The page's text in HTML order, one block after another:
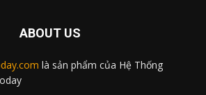
ABOUT US
là sản phẩm của Hệ Thống